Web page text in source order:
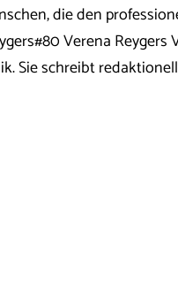
die den
Verena
Sie schreibt